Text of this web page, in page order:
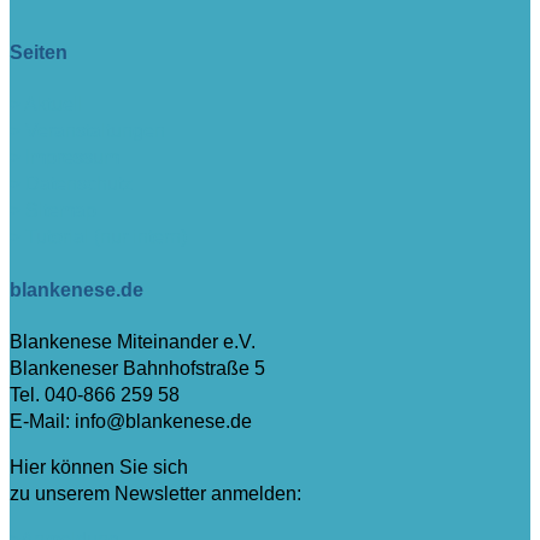
Seiten
blankenese.de
Blankenese Miteinander e.V.
Blankeneser Bahnhofstraße 5
Tel. 040-866 259 58
E-Mail: info@blankenese.de
Hier können Sie sich
zu unserem Newsletter anmelden: